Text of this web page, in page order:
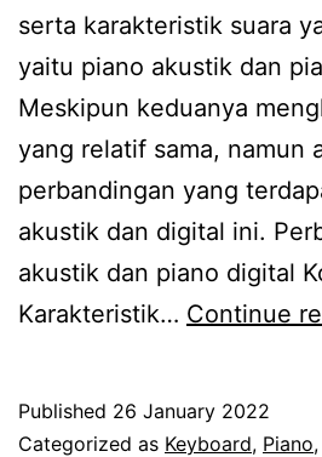
serta karakteristik suara
yaitu piano akustik dan
Meskipun keduanya
yang relatif sama, namun
perbandingan yang
akustik dan digital ini.
akustik dan piano digital
Karakteristik… Continue
Published 26 January 2022
Categorized as Keyboard, Piano,